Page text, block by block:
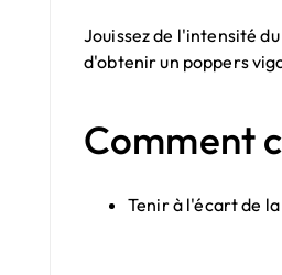
Jouissez de l'intensité
d'obtenir un poppers
Comment
Tenir à l'écart de